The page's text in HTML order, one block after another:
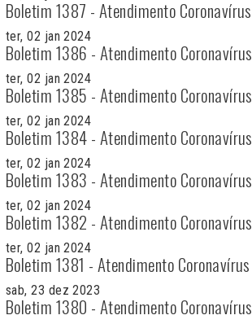
Boletim 1387 - Atendimento Coronavírus
ter, 02 jan 2024
Boletim 1386 - Atendimento Coronavírus
ter, 02 jan 2024
Boletim 1385 - Atendimento Coronavírus
ter, 02 jan 2024
Boletim 1384 - Atendimento Coronavírus
ter, 02 jan 2024
Boletim 1383 - Atendimento Coronavírus
ter, 02 jan 2024
Boletim 1382 - Atendimento Coronavírus
ter, 02 jan 2024
Boletim 1381 - Atendimento Coronavírus
sab, 23 dez 2023
Boletim 1380 - Atendimento Coronavírus